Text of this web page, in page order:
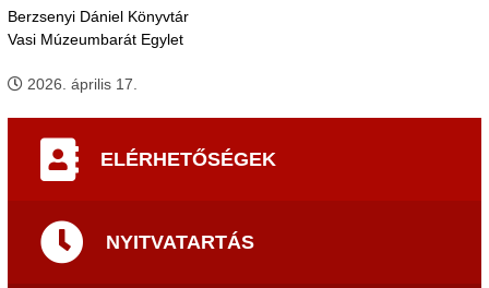
Berzsenyi Dániel Könyvtár
Vasi Múzeumbarát Egylet
2026. április 17.
ELÉRHETŐSÉGEK
NYITVATARTÁS